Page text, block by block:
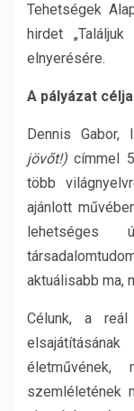
Tehetségek
hirdet
elnyerésére.
A pályázat
Dennis Gabor,
jövőt!) címmel
több
ajánlott
lehetséges
aktuálisabb ma,
Célunk, a
életművének,
szemléletének